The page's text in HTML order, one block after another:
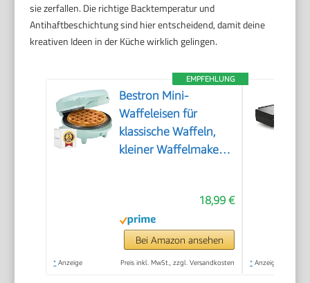
sie zerfallen. Die richtige Backtemperatur und
Antihaftbeschichtung sind hier entscheidend, damit deine
kreativen Ideen in der Küche wirklich gelingen.
EMPFEHLUNG
Bestron Mini-
Waffeleisen für
klassische Waffeln,
kleiner Waffelmaker
Kindergeburtstage,
Familienfeiern,
Ostern oder
18,99 €
Bei Amazon ansehen
* Anzeige Preis inkl. MwSt., zzgl. Versandkosten * Anzeige